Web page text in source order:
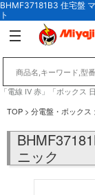
BHMF37181B3 住宅盤
ト
「電線 IV 赤」「ボックス
TOP > 分電盤・ボックス
ニック